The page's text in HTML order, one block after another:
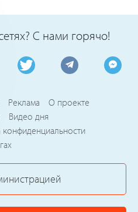
С нами горячо!
Реклама
О проекте
Видео дня
конфиденциальности